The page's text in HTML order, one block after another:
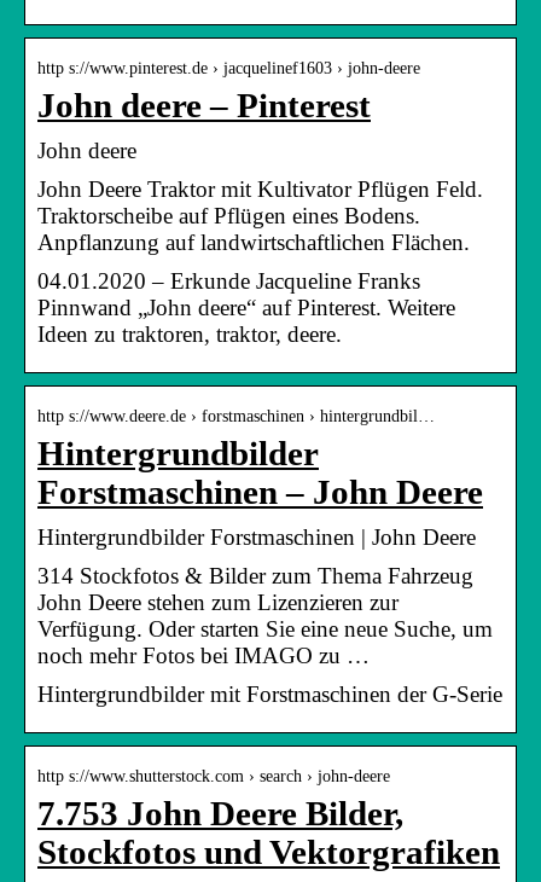
http s://www.pinterest.de › jacquelinef1603 › john-deere
John deere – Pinterest
John deere
John Deere Traktor mit Kultivator Pflügen Feld.
Traktorscheibe auf Pflügen eines Bodens.
Anpflanzung auf landwirtschaftlichen Flächen.
04.01.2020 – Erkunde Jacqueline Franks
Pinnwand „John deere“ auf Pinterest. Weitere
Ideen zu traktoren, traktor, deere.
http s://www.deere.de › forstmaschinen › hintergrundbil…
Hintergrundbilder
Forstmaschinen – John Deere
Hintergrundbilder Forstmaschinen | John Deere
314 Stockfotos & Bilder zum Thema Fahrzeug
John Deere stehen zum Lizenzieren zur
Verfügung. Oder starten Sie eine neue Suche, um
noch mehr Fotos bei IMAGO zu …
Hintergrundbilder mit Forstmaschinen der G-Serie
http s://www.shutterstock.com › search › john-deere
7.753 John Deere Bilder,
Stockfotos und Vektorgrafiken